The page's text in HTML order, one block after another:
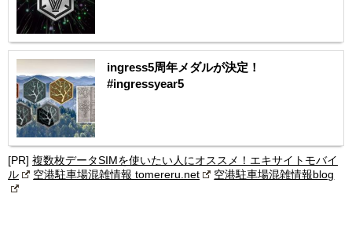
ingress5周年メダルが決定！
#ingressyear5
[PR] 複数枚データSIMを使いたい人にオススメ！エキサイトモバイ
ル
空港駐車場混雑情報 tomereru.net 空港駐車場混雑情報blog